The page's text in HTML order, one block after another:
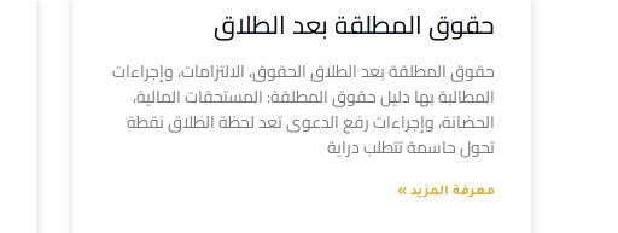
حقوق المطلقة بعد الطلاق
حقوق المطلقة بعد الطلاق الحقوق، الالتزامات، وإجراءات
المطالبة بها دليل حقوق المطلقة: المستحقات المالية،
الحضانة، وإجراءات رفع الدعوى تعد لحظة الطلاق نقطة
تحول حاسمة تتطلب دراية
معرفة المزيد »